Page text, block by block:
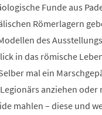
Funde aus
Römerlagern
des
in das römische
mal ein
anziehen oder
mahlen – diese und